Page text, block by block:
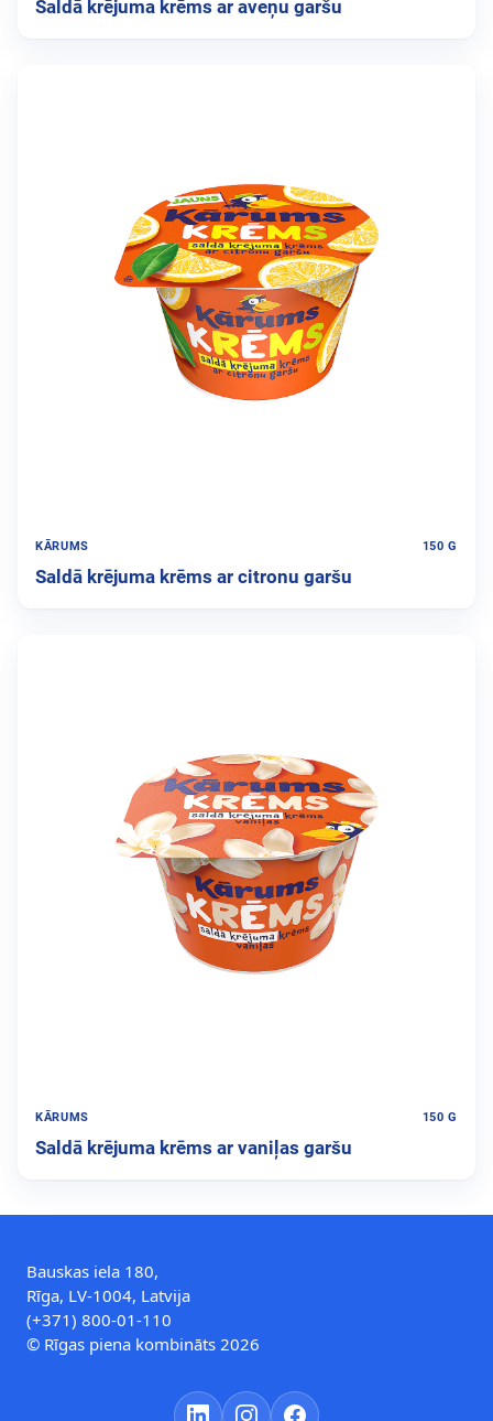
Saldā krējuma krēms ar aveņu garšu
KĀRUMS 150 G
Saldā krējuma krēms ar citronu garšu
KĀRUMS 150 G
Saldā krējuma krēms ar vaniļas garšu
Bauskas iela 180,
Rīga, LV-1004, Latvija
(+371) 800-01-110
© Rīgas piena kombināts 2026